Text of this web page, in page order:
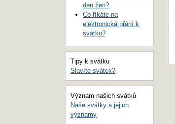
den žen?
Co říkáte na
elektronická přání k
svátku?
Tipy k svátku
Slavíte svátek?
Význam našich svátků
Naše svátky a jejich
významy